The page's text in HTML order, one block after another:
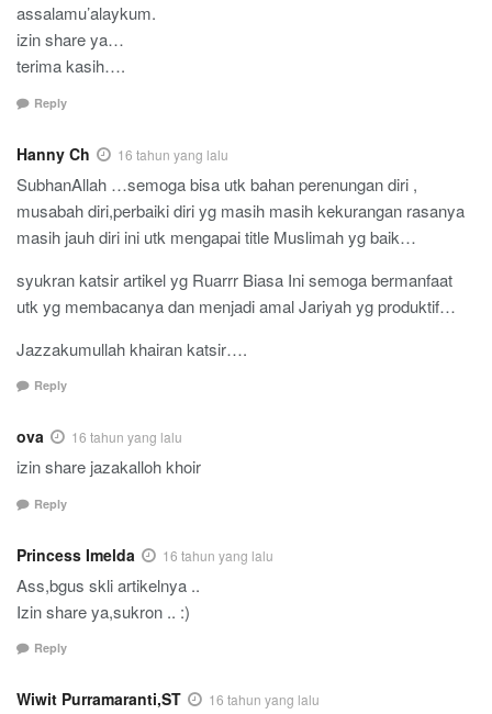
assalamu’alaykum.
izin share ya…
terima kasih….
Reply
Hanny Ch 16 tahun yang lalu
SubhanAllah …semoga bisa utk bahan perenungan diri ,
musabah diri,perbaiki diri yg masih masih kekurangan rasanya
masih jauh diri ini utk mengapai title Muslimah yg baik…
syukran katsir artikel yg Ruarrr Biasa Ini semoga bermanfaat
utk yg membacanya dan menjadi amal Jariyah yg produktif…
Jazzakumullah khairan katsir….
Reply
ova 16 tahun yang lalu
izin share jazakalloh khoir
Reply
Princess Imelda 16 tahun yang lalu
Ass,bgus skli artikelnya ..
Izin share ya,sukron .. :)
Reply
Wiwit Purramaranti,ST 16 tahun yang lalu